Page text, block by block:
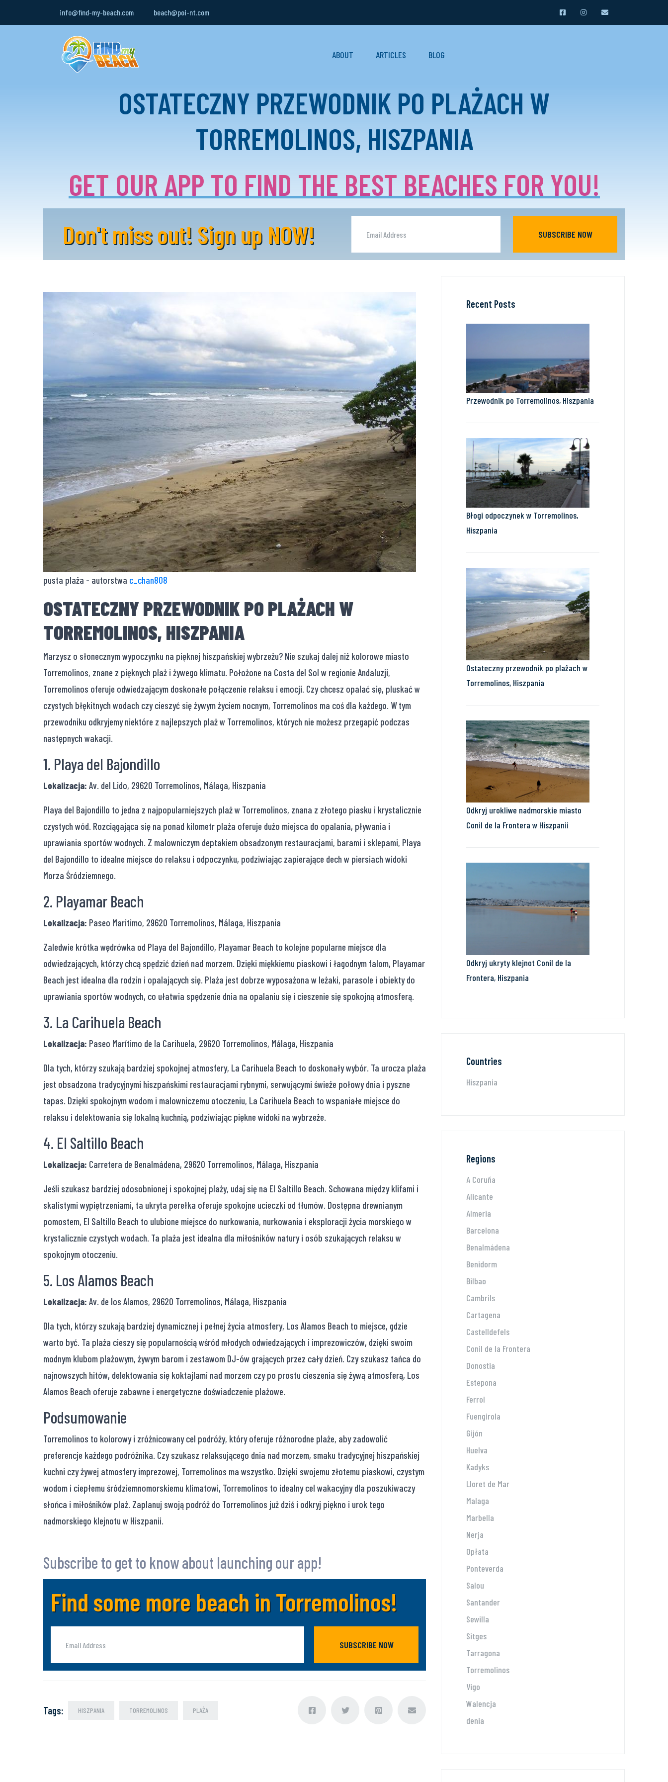
info@find-my-beach.com beach@poi-nt.com
ABOUT ARTICLES BLOG
OSTATECZNY PRZEWODNIK PO PLAŻACH W
TORREMOLINOS, HISZPANIA
GET OUR APP TO FIND THE BEST BEACHES FOR YOU!
Don't miss out! Sign up NOW! SUBSCRIBE NOW
pusta plaża - autorstwa c_chan808
OSTATECZNY PRZEWODNIK PO PLAŻACH W
TORREMOLINOS, HISZPANIA
Marzysz o słonecznym wypoczynku na pięknej hiszpańskiej wybrzeżu? Nie szukaj dalej niż kolorowe miasto
Torremolinos, znane z pięknych plaż i żywego klimatu. Położone na Costa del Sol w regionie Andaluzji,
Torremolinos oferuje odwiedzającym doskonałe połączenie relaksu i emocji. Czy chcesz opalać się, pluskać w
czystych błękitnych wodach czy cieszyć się żywym życiem nocnym, Torremolinos ma coś dla każdego. W tym
przewodniku odkryjemy niektóre z najlepszych plaż w Torremolinos, których nie możesz przegapić podczas
następnych wakacji.
1. Playa del Bajondillo
Lokalizacja: Av. del Lido, 29620 Torremolinos, Málaga, Hiszpania
Playa del Bajondillo to jedna z najpopularniejszych plaż w Torremolinos, znana z złotego piasku i krystalicznie
czystych wód. Rozciągająca się na ponad kilometr plaża oferuje dużo miejsca do opalania, pływania i
uprawiania sportów wodnych. Z malowniczym deptakiem obsadzonym restauracjami, barami i sklepami, Playa
del Bajondillo to idealne miejsce do relaksu i odpoczynku, podziwiając zapierające dech w piersiach widoki
Morza Śródziemnego.
2. Playamar Beach
Lokalizacja: Paseo Maritimo, 29620 Torremolinos, Málaga, Hiszpania
Zaledwie krótka wędrówka od Playa del Bajondillo, Playamar Beach to kolejne popularne miejsce dla
odwiedzających, którzy chcą spędzić dzień nad morzem. Dzięki miękkiemu piaskowi i łagodnym falom, Playamar
Beach jest idealna dla rodzin i opalających się. Plaża jest dobrze wyposażona w leżaki, parasole i obiekty do
uprawiania sportów wodnych, co ułatwia spędzenie dnia na opalaniu się i cieszenie się spokojną atmosferą.
3. La Carihuela Beach
Lokalizacja: Paseo Marítimo de la Carihuela, 29620 Torremolinos, Málaga, Hiszpania
Dla tych, którzy szukają bardziej spokojnej atmosfery, La Carihuela Beach to doskonały wybór. Ta urocza plaża
jest obsadzona tradycyjnymi hiszpańskimi restauracjami rybnymi, serwującymi świeże połowy dnia i pyszne
tapas. Dzięki spokojnym wodom i malowniczemu otoczeniu, La Carihuela Beach to wspaniałe miejsce do
relaksu i delektowania się lokalną kuchnią, podziwiając piękne widoki na wybrzeże.
4. El Saltillo Beach
Lokalizacja: Carretera de Benalmádena, 29620 Torremolinos, Málaga, Hiszpania
Jeśli szukasz bardziej odosobnionej i spokojnej plaży, udaj się na El Saltillo Beach. Schowana między klifami i
skalistymi wypiętrzeniami, ta ukryta perełka oferuje spokojne ucieczki od tłumów. Dostępna drewnianym
pomostem, El Saltillo Beach to ulubione miejsce do nurkowania, nurkowania i eksploracji życia morskiego w
krystalicznie czystych wodach. Ta plaża jest idealna dla miłośników natury i osób szukających relaksu w
spokojnym otoczeniu.
5. Los Alamos Beach
Lokalizacja: Av. de los Alamos, 29620 Torremolinos, Málaga, Hiszpania
Dla tych, którzy szukają bardziej dynamicznej i pełnej życia atmosfery, Los Alamos Beach to miejsce, gdzie
warto być. Ta plaża cieszy się popularnością wśród młodych odwiedzających i imprezowiczów, dzięki swoim
modnym klubom plażowym, żywym barom i zestawom DJ-ów grających przez cały dzień. Czy szukasz tańca do
najnowszych hitów, delektowania się koktajlami nad morzem czy po prostu cieszenia się żywą atmosferą, Los
Alamos Beach oferuje zabawne i energetyczne doświadczenie plażowe.
Podsumowanie
Torremolinos to kolorowy i zróżnicowany cel podróży, który oferuje różnorodne plaże, aby zadowolić
preferencje każdego podróżnika. Czy szukasz relaksującego dnia nad morzem, smaku tradycyjnej hiszpańskiej
kuchni czy żywej atmosfery imprezowej, Torremolinos ma wszystko. Dzięki swojemu złotemu piaskowi, czystym
wodom i ciepłemu śródziemnomorskiemu klimatowi, Torremolinos to idealny cel wakacyjny dla poszukiwaczy
słońca i miłośników plaż. Zaplanuj swoją podróż do Torremolinos już dziś i odkryj piękno i urok tego
nadmorskiego klejnotu w Hiszpanii.
Subscribe to get to know about launching our app!
Find some more beach in Torremolinos!
SUBSCRIBE NOW
Tags: HISZPANIA TORREMOLINOS PLAŻA
Recent Posts
Przewodnik po Torremolinos, Hiszpania
Błogi odpoczynek w Torremolinos,
Hiszpania
Ostateczny przewodnik po plażach w
Torremolinos, Hiszpania
Odkryj urokliwe nadmorskie miasto
Conil de la Frontera w Hiszpanii
Odkryj ukryty klejnot Conil de la
Frontera, Hiszpania
Countries
Hiszpania
Regions
A Coruña
Alicante
Almeria
Barcelona
Benalmádena
Benidorm
Bilbao
Cambrils
Cartagena
Castelldefels
Conil de la Frontera
Donostia
Estepona
Ferrol
Fuengirola
Gijón
Huelva
Kadyks
Lloret de Mar
Malaga
Marbella
Nerja
Opłata
Ponteverda
Salou
Santander
Sewilla
Sitges
Tarragona
Torremolinos
Vigo
Walencja
denia